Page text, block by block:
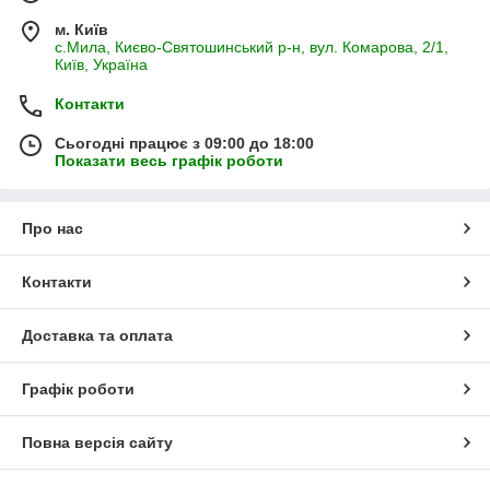
м. Київ
с.Мила, Києво-Святошинський р-н, вул. Комарова, 2/1,
Київ, Україна
Контакти
Сьогодні працює з 09:00 до 18:00
Показати весь графік роботи
Про нас
Контакти
Доставка та оплата
Графік роботи
Повна версія сайту